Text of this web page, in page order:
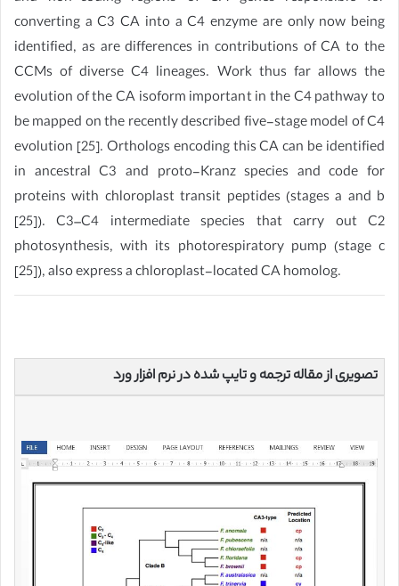
converting a C3 CA into a C4 enzyme are only now being
identified, as are differences in contributions of CA to the
CCMs of diverse C4 lineages. Work thus far allows the
evolution of the CA isoform important in the C4 pathway to
be mapped on the recently described five-stage model of C4
evolution [25]. Orthologs encoding this CA can be identified
in ancestral C3 and proto-Kranz species and code for
proteins with chloroplast transit peptides (stages a and b
[25]). C3–C4 intermediate species that carry out C2
photosynthesis, with its photorespiratory pump (stage c
[25]), also express a chloroplast-located CA homolog.
تصویری از مقاله ترجمه و تایپ شده در نرم افزار ورد